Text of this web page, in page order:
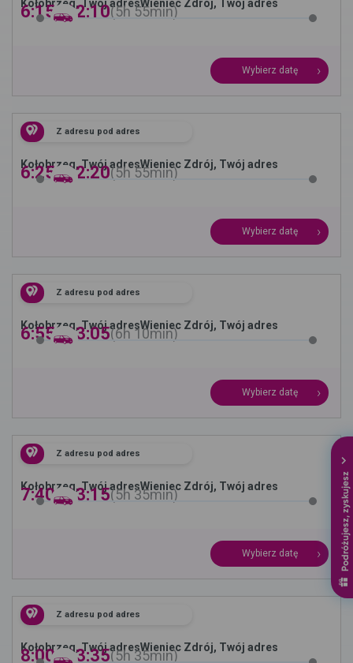
Podróżujesz, zyskujesz
Kołobrzeg, Twój adresWieniec Zdrój, Twój adres
6:15 -12:10 5h55min
Wybierz datę
Z adresu pod adres
Kołobrzeg, Twój adresWieniec Zdrój, Twój adres
6:25 -12:20 5h55min
Wybierz datę
Z adresu pod adres
Kołobrzeg, Twój adresWieniec Zdrój, Twój adres
6:55 -13:05 6h10min
Wybierz datę
Z adresu pod adres
Kołobrzeg, Twój adresWieniec Zdrój, Twój adres
7:40 -13:15 5h35min
Wybierz datę
Z adresu pod adres
Kołobrzeg, Twój adresWieniec Zdrój, Twój adres
8:00 -13:35 5h35min